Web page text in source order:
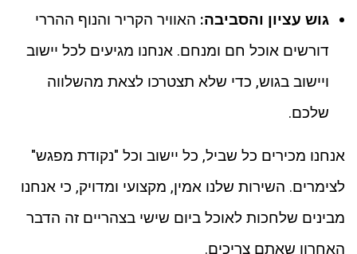
גוש עציון והסביבה: האוויר הקריר והנוף ההררי
דורשים אוכל חם ומנחם. אנחנו מגיעים לכל יישוב
ויישוב בגוש, כדי שלא תצטרכו לצאת מהשלווה
שלכם.
אנחנו מכירים כל שביל, כל יישוב וכל "נקודת מפגש"
לצימרים. השירות שלנו אמין, מקצועי ומדויק, כי אנחנו
מבינים שלחכות לאוכל ביום שישי בצהריים זה הדבר
האחרון שאתם צריכים.